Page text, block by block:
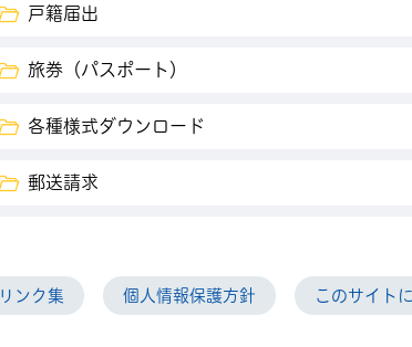
戸籍届出
旅券（パスポート）
各種様式ダウンロード
郵送請求
リンク集 個人情報保護方針 このサイト